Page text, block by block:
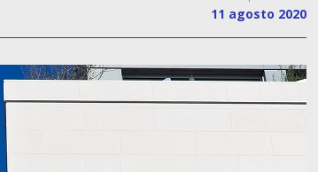
11 agosto 2020